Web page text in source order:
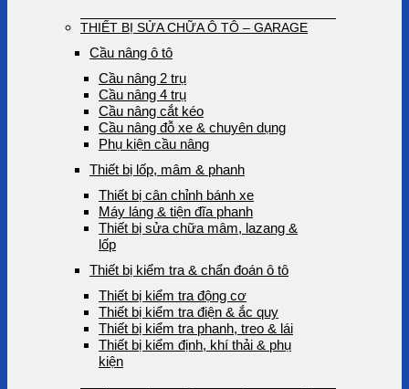
THIẾT BỊ SỬA CHỮA Ô TÔ – GARAGE
Cầu nâng ô tô
Cầu nâng 2 trụ
Cầu nâng 4 trụ
Cầu nâng cắt kéo
Cầu nâng đỗ xe & chuyên dụng
Phụ kiện cầu nâng
Thiết bị lốp, mâm & phanh
Thiết bị cân chỉnh bánh xe
Máy láng & tiện đĩa phanh
Thiết bị sửa chữa mâm, lazang &
lốp
Thiết bị kiểm tra & chẩn đoán ô tô
Thiết bị kiểm tra động cơ
Thiết bị kiểm tra điện & ắc quy
Thiết bị kiểm tra phanh, treo & lái
Thiết bị kiểm định, khí thải & phụ
kiện